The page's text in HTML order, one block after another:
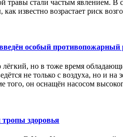
стали частым явлением. В
известно возрастает риск
особый противопожарный
но в тоже время
не только с воздуха, но и
он оснащён насосом
тропы здоровья